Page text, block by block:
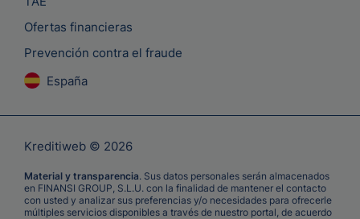
Ofertas financieras
Prevención contra el fraude
España
Kreditiweb © 2026
Material y transparencia. Sus datos personales serán almacenados
en FINANSI GROUP, S.L.U. con la finalidad de mantener el contacto
con usted y analizar sus preferencias y/o necesidades para ofrecerle
múltiples servicios disponibles a través de nuestro portal, de acuerdo